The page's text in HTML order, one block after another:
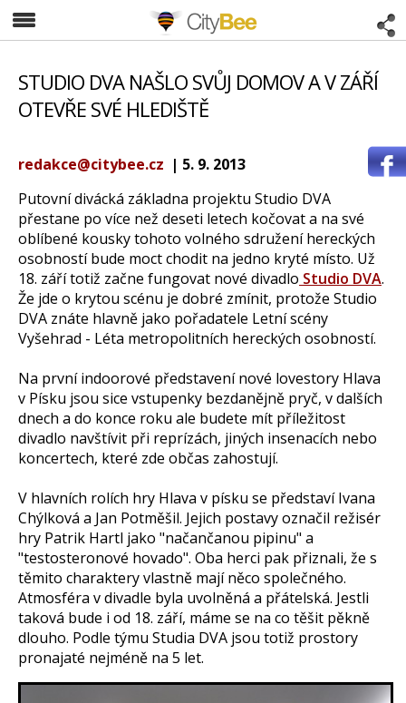
CityBee
STUDIO DVA NAŠLO SVŮJ DOMOV A V ZÁŘÍ
OTEVŘE SVÉ HLEDIŠTĚ
redakce@citybee.cz | 5. 9. 2013
Putovní divácká základna projektu Studio DVA
přestane po více než deseti letech kočovat a na své
oblíbené kousky tohoto volného sdružení hereckých
osobností bude moct chodit na jedno kryté místo. Už
18. září totiž začne fungovat nové divadlo Studio DVA.
Že jde o krytou scénu je dobré zmínit, protože Studio
DVA znáte hlavně jako pořadatele Letní scény
Vyšehrad - Léta metropolitních hereckých osobností.
Na první indoorové představení nové lovestory Hlava
v Písku jsou sice vstupenky bezdanějně pryč, v dalších
dnech a do konce roku ale budete mít příležitost
divadlo navštívit při reprízách, jiných insenacích nebo
koncertech, které zde občas zahostují.
V hlavních rolích hry Hlava v písku se představí Ivana
Chýlková a Jan Potměšil. Jejich postavy označil režisér
hry Patrik Hartl jako "načančanou pipinu" a
"testosteronové hovado". Oba herci pak přiznali, že s
těmito charaktery vlastně mají něco společného.
Atmosféra v divadle byla uvolněná a přátelská. Jestli
taková bude i od 18. září, máme se na co těšit pěkně
dlouho. Podle týmu Studia DVA jsou totiž prostory
pronajaté nejméně na 5 let.